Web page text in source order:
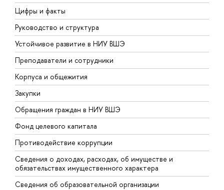
Цифры и факты
Руководство и структура
Устойчивое развитие в НИУ ВШЭ
Преподаватели и сотрудники
Корпуса и общежития
Закупки
Обращения граждан в НИУ ВШЭ
Фонд целевого капитала
Противодействие коррупции
Сведения о доходах, расходах, об имуществе и
обязательствах имущественного характера
Сведения об образовательной организации